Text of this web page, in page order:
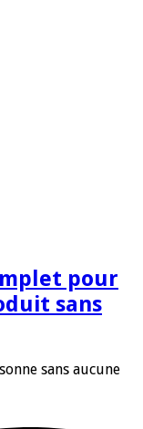
pour
sans
sans aucune